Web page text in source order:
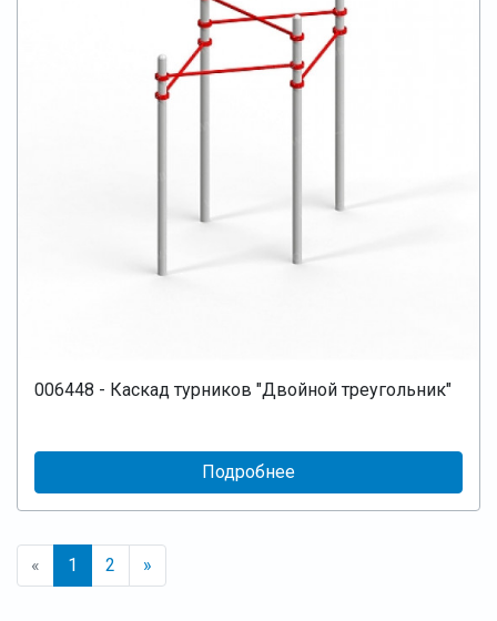
006448 - Каскад турников "Двойной треугольник"
Подробнее
« 1 2 »